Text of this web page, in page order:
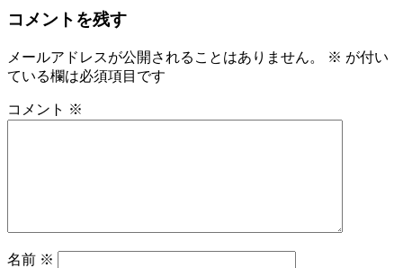
コメントを残す
メールアドレスが公開されることはありません。 ※ が付い
ている欄は必須項目です
コメント ※
名前 ※